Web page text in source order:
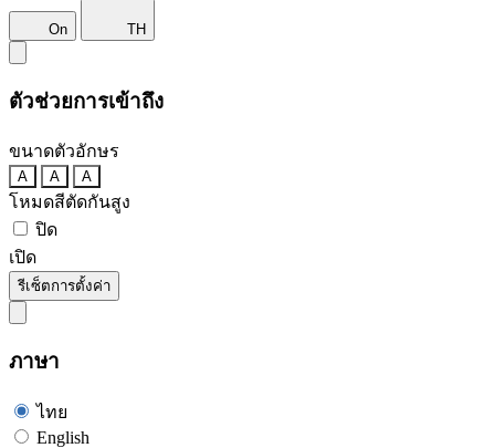
On TH
ตัวช่วยการเข้าถึง
ขนาดตัวอักษร
A A A
โหมดสีตัดกันสูง
ปิด
เปิด
รีเซ็ตการตั้งค่า
ภาษา
ไทย
English